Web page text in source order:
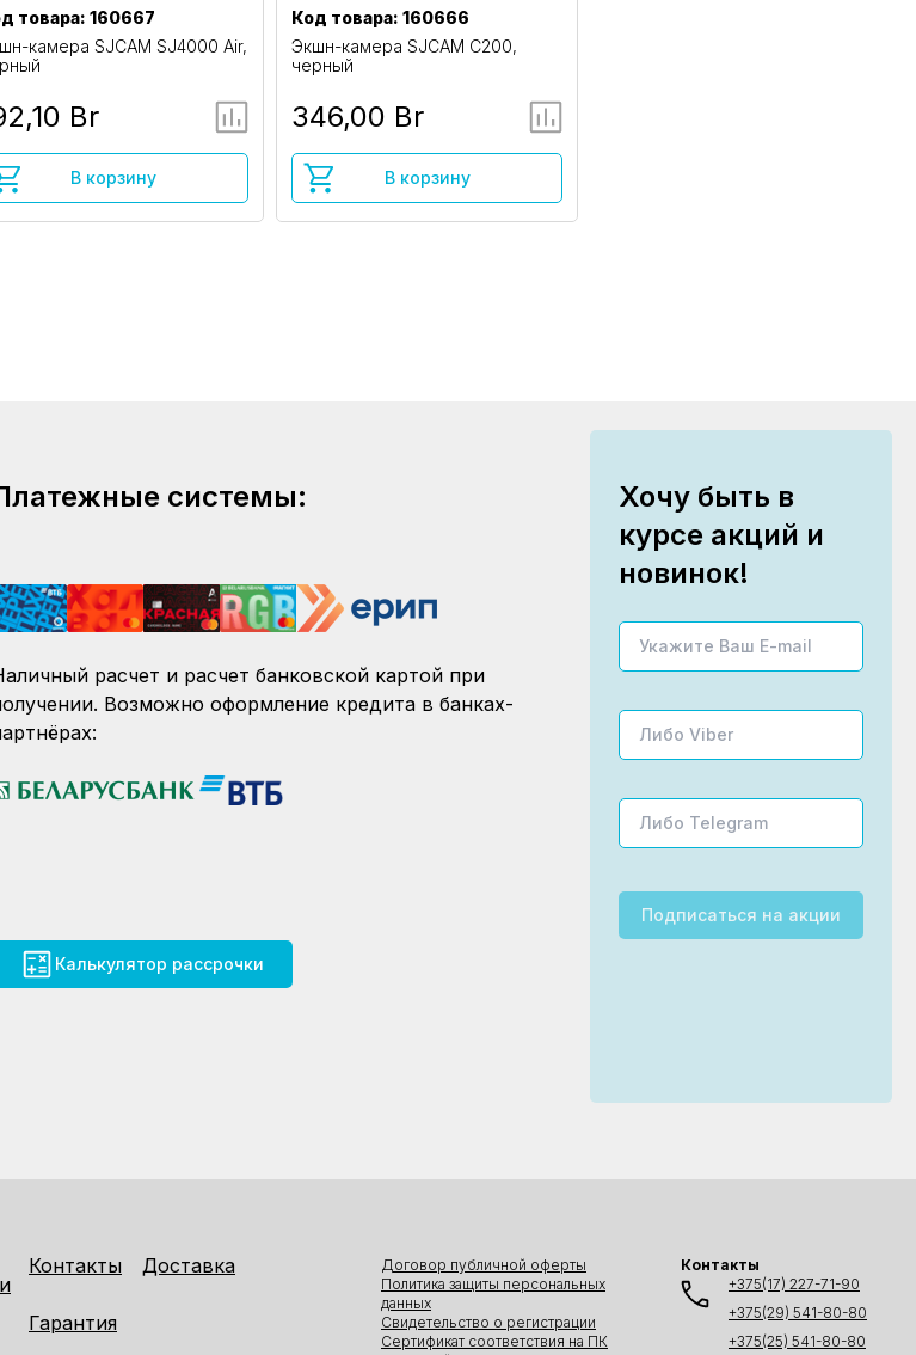
товара: 160667
камера SJCAM SJ4000 Air,
Br
В корзину
Код товара: 160666
Экшн-камера SJCAM C200,
черный
346,00 Br
В корзину
системы:
расчет и расчет банковской картой при
Возможно оформление кредита в банках-
Калькулятор рассрочки
Хочу быть в
курсе акций и
новинок!
Подписаться на акции
Контакты Доставка
Гарантия
Договор публичной оферты
Политика защиты персональных
данных
Свидетельство о регистрации
Сертификат соответствия на ПК
Контакты
+375(17) 227-71-90
+375(29) 541-80-80
+375(25) 541-80-80